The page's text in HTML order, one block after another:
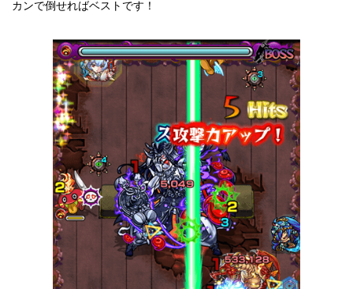
カンで倒せればベストです！